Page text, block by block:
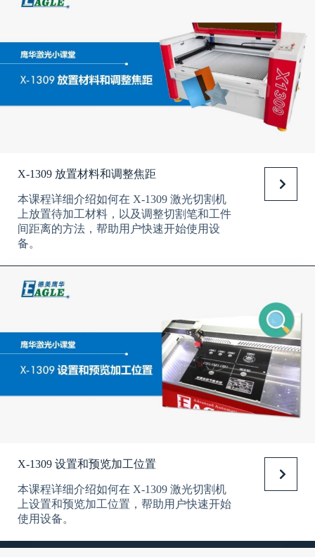
X-1309 放置材料和调整焦距
本课程详细介绍如何在 X-1309 激光切割机
上放置待加工材料，以及调整切割笔和工件
间距离的方法，帮助用户快速开始使用设
备。
X-1309 设置和预览加工位置
本课程详细介绍如何在 X-1309 激光切割机
上设置和预览加工位置，帮助用户快速开始
使用设备。